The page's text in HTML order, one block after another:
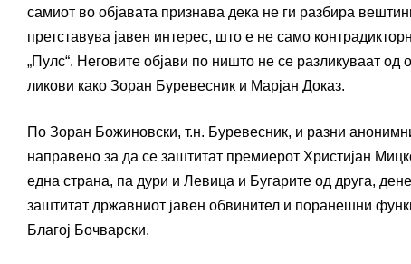
самиот во објавата признава дека не ги разбира
претставува јавен интерес, што е не само
„Пулс“. Неговите објави по ништо не се разликуваат
ликови како Зоран Буревесник и Марјан Доказ.
По Зоран Божиновски, т.н. Буревесник, и разни
направено за да се заштитат премиерот Христијан
една страна, па дури и Левица и Бугарите од друга,
заштитат државниот јавен обвинител и поранешни
Благој Бочварски.